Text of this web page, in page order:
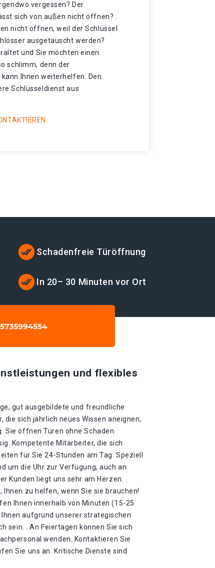
vergessen? Der
sich von außen nicht öffnen? .
nicht öffnen, weil der Schlüssel
ausgetauscht werden?
und Sie möchten einen
schlimm, denn der
Ihnen weiterhelfen. Den
Schlüsseldienst aus
Schadenfreie Türöffnung
In 20– 30 Minuten vor Ort
und flexibles
gut ausgebildete und freundliche
sich jährlich neues Wissen aneignen,
Sie öffnen Türen ohne Schaden
Kompetente Mitarbeiter, die sich
für Sie 24-Stunden am Tag. Speziell
um die Uhr zur Verfügung, auch an
Kunden liegt uns sehr am Herzen. .
zu helfen, wenn Sie sie brauchen!
Ihnen innerhalb von Minuten (15-25
aufgrund unserer strategischen
sein. . An Feiertagen können Sie sich
wenden. Kontaktieren Sie
Sie uns an. Kritische Dienste sind